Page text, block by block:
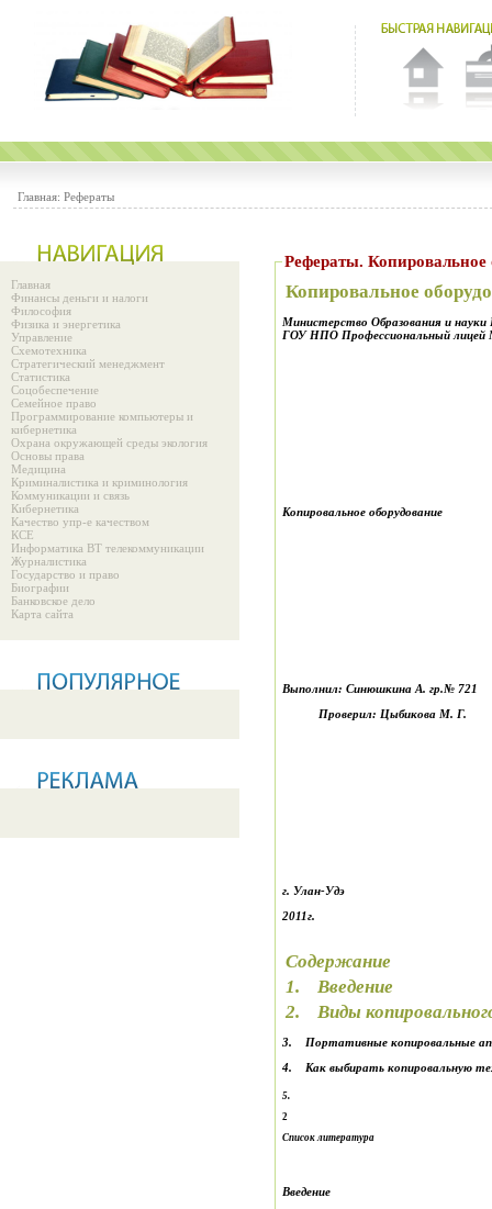
Главная: Рефераты
Главная
Финансы деньги и налоги
Философия
Физика и энергетика
Управление
Схемотехника
Стратегический менеджмент
Статистика
Соцобеспечение
Семейное право
Программирование компьютеры и
кибернетика
Охрана окружающей среды экология
Основы права
Медицина
Криминалистика и криминология
Коммуникации и связь
Кибернетика
Качество упр-е качеством
КСЕ
Информатика ВТ телекоммуникации
Журналистика
Государство и право
Биографии
Банковское дело
Карта сайта
Рефераты.
Копировальное
Министерство Образования и науки
ГОУ НПО Профессиональный лицей
Копировальное оборудование
Выполнил: Синюшкина А. гр.№
Проверил: Цыбикова М. Г.
г. Улан-Удэ
2011г.
Содержание
1.
2. Виды
3. Портативные копировальные
4. Как выбирать
5.
2
Список
Введение